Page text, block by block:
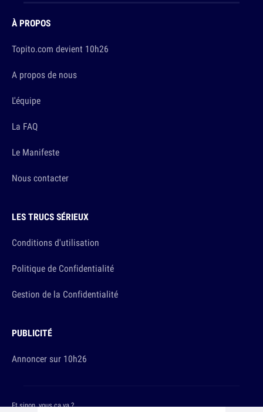
À PROPOS
Topito.com devient 10h26
A propos de nous
L'équipe
La FAQ
Le Manifeste
Nous contacter
LES TRUCS SÉRIEUX
Conditions d'utilisation
Politique de Confidentialité
Gestion de la Confidentialité
PUBLICITÉ
Annoncer sur 10h26
Et sinon, vous ça va ?